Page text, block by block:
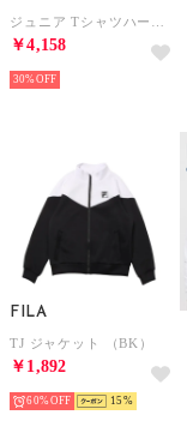
￥4,158
30%
FILA
TJ ジャケット （BK）
￥1,892
60% 15